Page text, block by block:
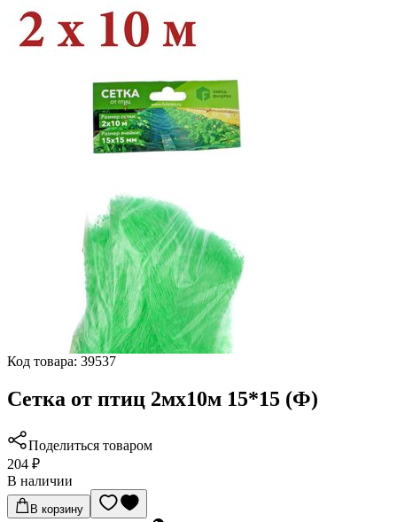
Код товара: 39537
Сетка от птиц 2мх10м 15*15 (Ф)
Поделиться товаром
204 ₽
В наличии
В корзину